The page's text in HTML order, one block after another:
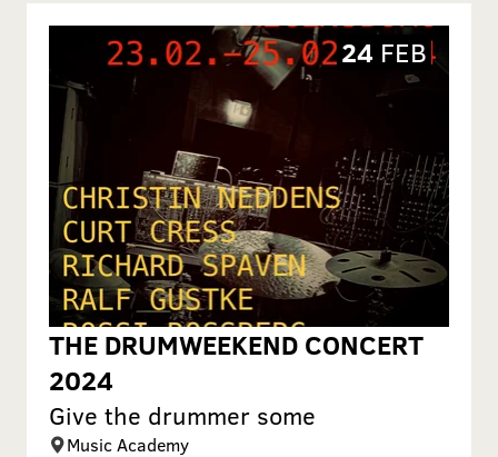
THE DRUMWEEKEND CONCERT
2024
Give the drummer some
Music Academy
24 FEB